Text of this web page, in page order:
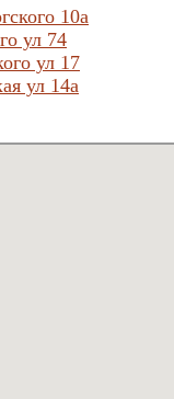
10а
ул 74
ул 17
ул 14а